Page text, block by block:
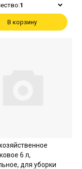
1
В корзину
6 л,
для уборки